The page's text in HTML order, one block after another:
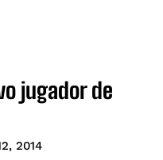
jugador de
2014